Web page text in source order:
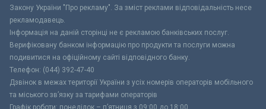
Закону України "Про рекламу". За зміст реклами відповідальність несе
рекламодавець.
Інформація на даній сторінці не є рекламою банківських послуг.
Верифіковану банком інформацію про продукти та послуги можна
подивитися на офіційному сайті відповідного банку.
Телефон: (044) 392-47-40
Дзвінок в межах території України з усіх номерів операторів мобільного
та міського зв’язку за тарифами операторів
Графік роботи: понеділок – п’ятниця з 09:00 до 18:00